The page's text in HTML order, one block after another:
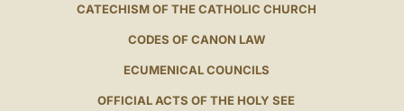
CATECHISM OF THE CATHOLIC CHURCH
CODES OF CANON LAW
ECUMENICAL COUNCILS
OFFICIAL ACTS OF THE HOLY SEE